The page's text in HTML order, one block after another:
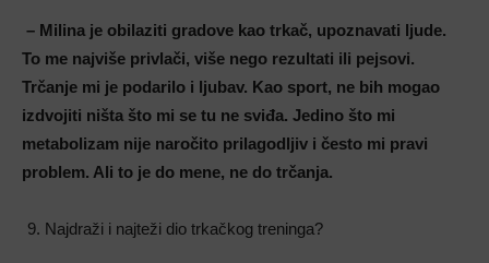
– Milina je obilaziti gradove kao trkač, upoznavati ljude.
To me najviše privlači, više nego rezultati ili pejsovi.
Trčanje mi je podarilo i ljubav. Kao sport, ne bih mogao
izdvojiti ništa što mi se tu ne sviđa. Jedino što mi
metabolizam nije naročito prilagodljiv i često mi pravi
problem. Ali to je do mene, ne do trčanja.
Najdraži i najteži dio trkačkog treninga?